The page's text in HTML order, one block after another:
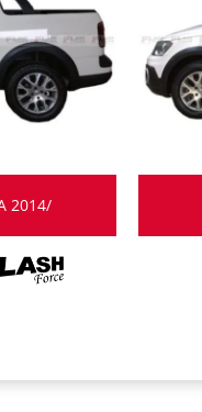
2014/